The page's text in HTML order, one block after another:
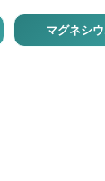
マグネシ